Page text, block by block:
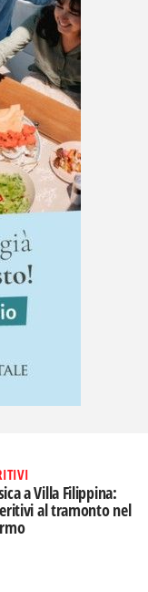
a Villa Filippina:
al tramonto nel